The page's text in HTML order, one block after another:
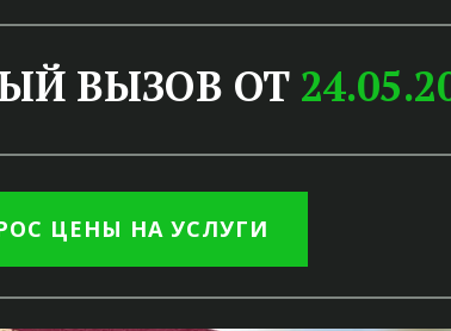
ВЫЗОВ ОТ
ЦЕНЫ НА УСЛУГИ